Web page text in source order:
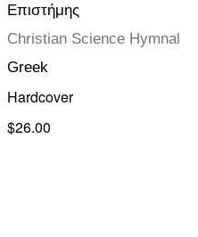
Επιστήμης
Christian Science Hymnal
Greek
Hardcover
$26.00